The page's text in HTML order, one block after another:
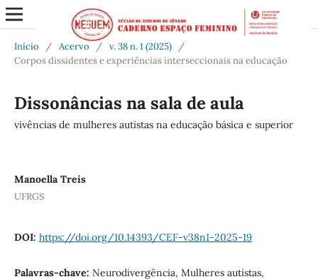
Início / Acervo / v. 38 n. 1 (2025)
/
Corpos dissidentes e experiências interseccionais na educação
Dissonâncias na sala de aula
vivências de mulheres autistas na educação básica e superior
Manoella Treis
UFRGS
DOI: https://doi.org/10.14393/CEF-v38n1-2025-19
Palavras-chave: Neurodivergência, Mulheres autistas,